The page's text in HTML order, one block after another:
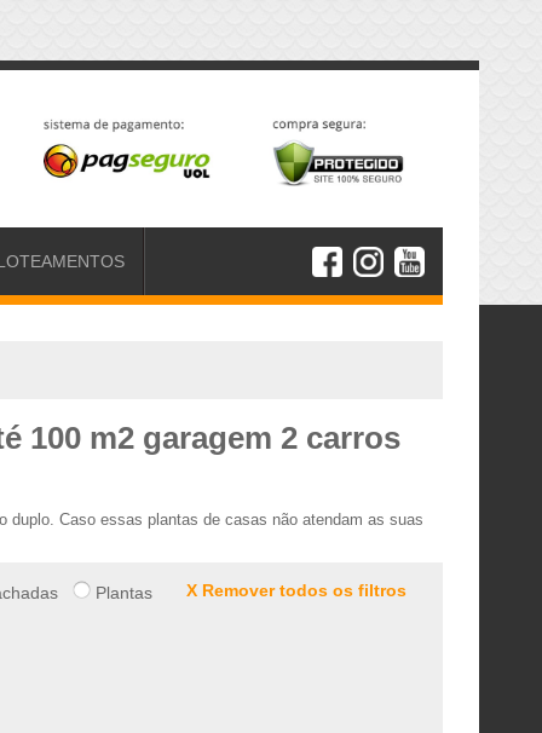
100 m2 garagem 2 carros
duplo. Caso essas plantas de casas não atendam as suas
X Remover todos os filtros
Plantas